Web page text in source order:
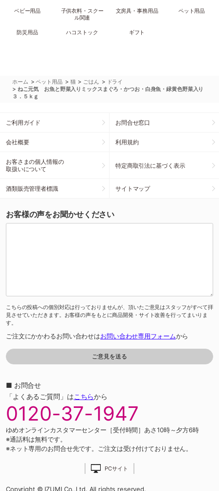
ベビー用品
子供衣料・スクー
ル関連
文房具・事務用品 ペット用品
防災用品 ハコストック ギフト
ホーム >ペット用品 > 猫 > ごはん > ドライ
> ねこ元気 お魚と野菜入りミックスまぐろ・かつお・白身魚・緑黄色野菜入り
３．５ｋｇ
ご利用ガイド お問合せ窓口
会社概要 利用規約
お客さまの個人情報の
取扱いについて
特定商取引法に基づく表示
酒類販売管理者標識 サイトマップ
お客様の声をお聞かせください
こちらの投稿への個別対応は行っておりませんが、頂いたご意見はスタッフがすべて拝
見させていただきます。お客様の声をもとに商品開発・サイト改善を行ってまいりま
す。
ご注文にかかわるお問い合わせはお問い合わせ専用フォームから
■ お問合せ
「よくあるご質問」はこちらから
0120-37-1947
ゆめオンラインカスタマーセンター［受付時間］あさ10時～夕方6時
※通話料は無料です。
※ネット専用のお問合せ先です。ご注文は受け付けておりません。
PCサイト
Copyright © IZUMI Co.,Ltd. All rights reserved.